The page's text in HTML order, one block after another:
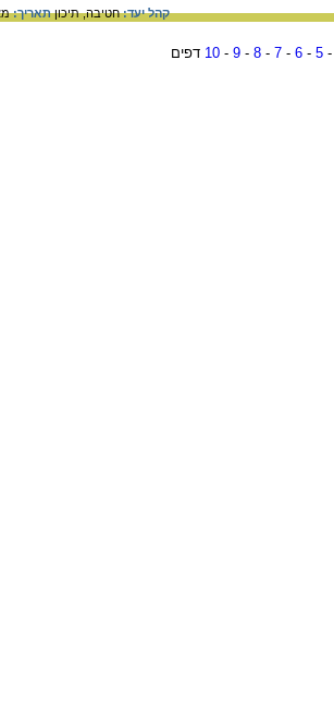
קהל יעד:חטיבה,תיכוןתאריך:
5
-
6
-
7
-
8
-
9
-
10 דפים